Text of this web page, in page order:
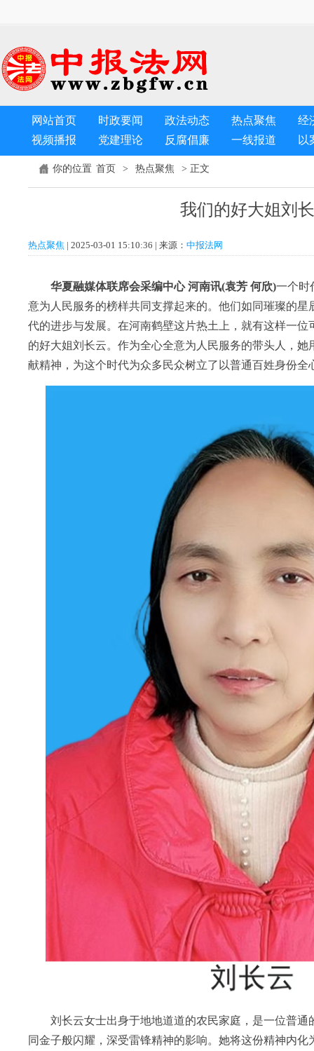
网站首页 时政要闻 政法动态 热点聚焦
经
视频播报
党建理论 反腐倡廉 一线报道 以
你的位置 首页 > 热点聚焦 > 正文
我们的好大姐刘
热点聚焦 | 2025-03-01 15:10:36 | 来源： 中报法网
华夏融媒体联席会采编中心 河南讯(袁芳 何欣)一个时
意为人民服务的榜样共同支撑起来的。他们如同璀璨的
代的进步与发展。在河南鹤壁这片热土上，就有这样一
的好大姐刘长云。作为全心全意为人民服务的带头人，
献精神，为这个时代为众多民众树立了以普通百姓身份全
刘长云女士出身于地地道道的农民家庭，是一位普通
同金子般闪耀，深受雷锋精神的影响。她将这份精神内